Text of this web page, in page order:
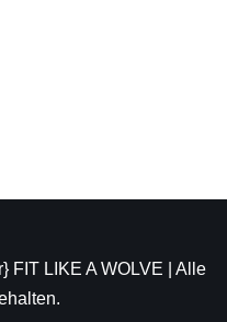
FIT LIKE A WOLVE | Alle